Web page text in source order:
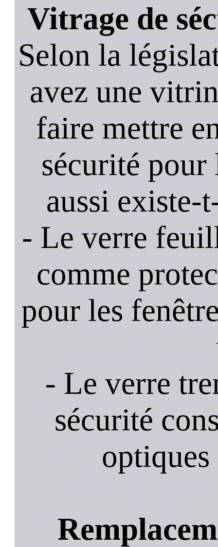
Vitrage de
Selon la
avez une
faire mettre
sécurité pour
aussi
- Le verre
comme
pour les
- Le verre
sécurité
optiques